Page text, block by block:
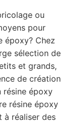
ou
pour
époxy? Chez
sélection de
et grands,
de création
résine époxy
résine époxy
à réaliser des